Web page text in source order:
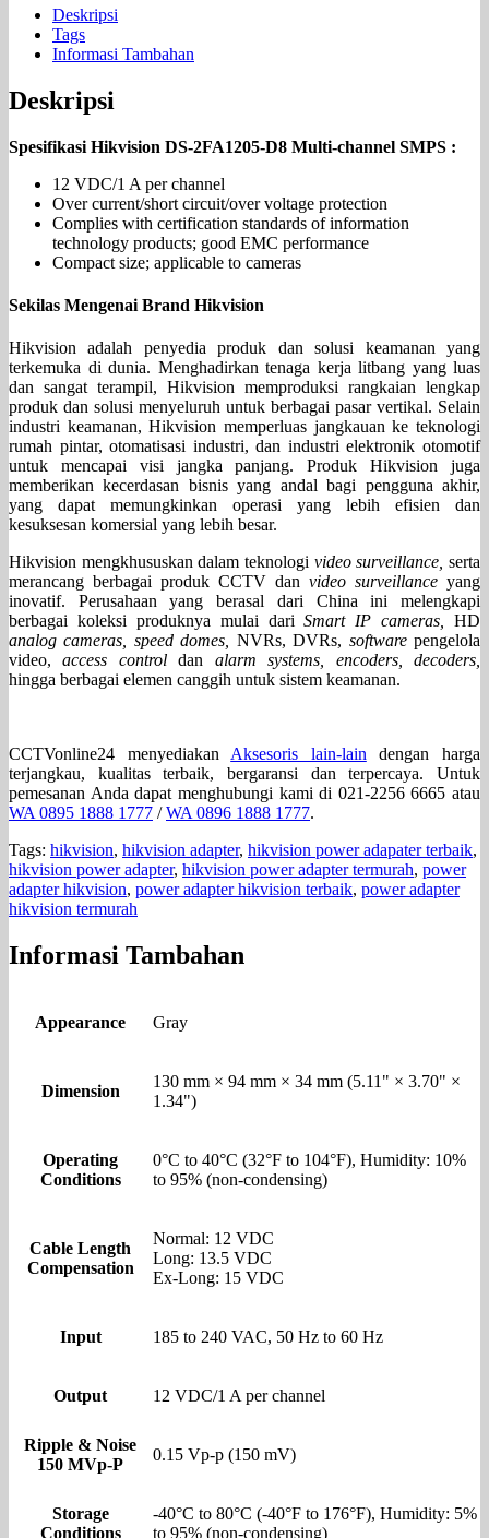
Deskripsi
Tags
Informasi Tambahan
Deskripsi
Spesifikasi Hikvision DS-2FA1205-D8 Multi-channel SMPS :
12 VDC/1 A per channel
Over current/short circuit/over voltage protection
Complies with certification standards of information
technology products; good EMC performance
Compact size; applicable to cameras
Sekilas Mengenai Brand Hikvision
Hikvision adalah penyedia produk dan solusi keamanan yang
terkemuka di dunia. Menghadirkan tenaga kerja litbang yang luas
dan sangat terampil, Hikvision memproduksi rangkaian lengkap
produk dan solusi menyeluruh untuk berbagai pasar vertikal. Selain
industri keamanan, Hikvision memperluas jangkauan ke teknologi
rumah pintar, otomatisasi industri, dan industri elektronik otomotif
untuk mencapai visi jangka panjang. Produk Hikvision juga
memberikan kecerdasan bisnis yang andal bagi pengguna akhir,
yang dapat memungkinkan operasi yang lebih efisien dan
kesuksesan komersial yang lebih besar.
Hikvision mengkhususkan dalam teknologi video surveillance, serta
merancang berbagai produk CCTV dan video surveillance yang
inovatif. Perusahaan yang berasal dari China ini melengkapi
berbagai koleksi produknya mulai dariSmart IP cameras,
HD
analog cameras, speed domes,
NVRs, DVRs, softwarepengelola
video,access controldan alarm systems, encoders, decoders,
hingga berbagai elemen canggih untuk sistem keamanan.
CCTVonline24 menyediakan Aksesoris lain-lain dengan harga
terjangkau, kualitas terbaik, bergaransi dan terpercaya. Untuk
pemesanan Anda dapat menghubungi kami di 021-2256 6665 atau
WA 0895 1888 1777 /WA 0896 1888 1777.
Tags: hikvision, hikvision adapter, hikvision power adapater terbaik,
hikvision power adapter, hikvision power adapter termurah, power
adapter hikvision, power adapter hikvision terbaik, power adapter
hikvision termurah
Informasi Tambahan
Appearance Gray
Dimension
130 mm × 94 mm × 34 mm (5.11" × 3.70" ×
1.34")
Operating
Conditions
0°C to 40°C (32°F to 104°F), Humidity: 10%
to 95% (non-condensing)
Cable Length
Compensation
Normal: 12 VDC
Long: 13.5 VDC
Ex-Long: 15 VDC
Input 185 to 240 VAC, 50 Hz to 60 Hz
Output 12 VDC/1 A per channel
Ripple & Noise
150 MVp-P
0.15 Vp-p (150 mV)
Storage
Conditions
-40°C to 80°C (-40°F to 176°F), Humidity: 5%
to 95% (non-condensing)